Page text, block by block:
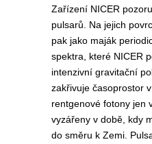
Zařízení NICER
pulsarů. Na jejich
pak jako maják
spektra, které NICER
intenzivní gravitační
zakřivuje časoprostor
rentgenové fotony jen
vyzářeny v době, kdy
do směru k Zemi.